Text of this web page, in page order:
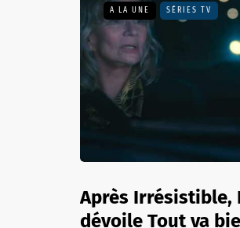
A LA UNE SÉRIES TV
Après Irrésistible,
dévoile Tout va